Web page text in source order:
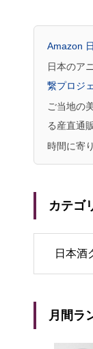
Amazon
日本のア
繋プロジ
ご当地の
る産直通
時間に寄
カテゴ
月間ラ